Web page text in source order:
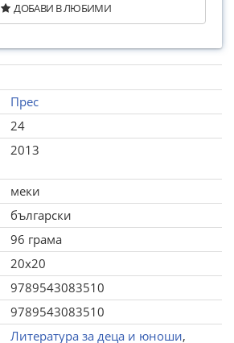
ДОБАВИ В ЛЮБИМИ
Прес
24
2013
меки
български
96 грама
20x20
9789543083510
9789543083510
Литература за деца и юноши,